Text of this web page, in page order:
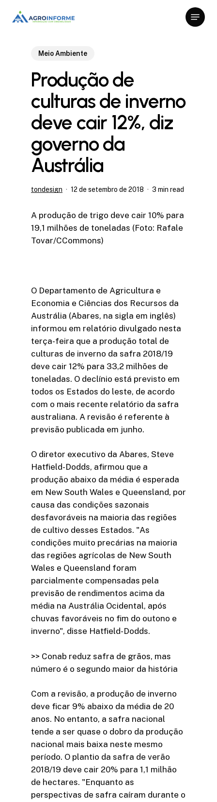
Menu
Meio Ambiente
Produção de
culturas de inverno
deve cair 12%, diz
governo da
Austrália
tondesign 12 de setembro de 2018 3 min read
A produção de trigo deve cair 10% para
19,1 milhões de toneladas (Foto: Rafale
Tovar/CCommons)
O Departamento de Agricultura e
Economia e Ciências dos Recursos da
Austrália (Abares, na sigla em inglês)
informou em relatório divulgado nesta
terça-feira que a produção total de
culturas de inverno da safra 2018/19
deve cair 12% para 33,2 milhões de
toneladas. O declínio está previsto em
todos os Estados do leste, de acordo
com o mais recente relatório da safra
australiana. A revisão é referente à
previsão publicada em junho.
O diretor executivo da Abares, Steve
Hatfield-Dodds, afirmou que a
produção abaixo da média é esperada
em New South Wales e Queensland, por
causa das condições sazonais
desfavoráveis na maioria das regiões
de cultivo desses Estados. "As
condições muito precárias na maioria
das regiões agrícolas de New South
Wales e Queensland foram
parcialmente compensadas pela
previsão de rendimentos acima da
média na Austrália Ocidental, após
chuvas favoráveis no fim do outono e
inverno", disse Hatfield-Dodds.
>> Conab reduz safra de grãos, mas
número é o segundo maior da história
Com a revisão, a produção de inverno
deve ficar 9% abaixo da média de 20
anos. No entanto, a safra nacional
tende a ser quase o dobro da produção
nacional mais baixa neste mesmo
período. O plantio da safra de verão
2018/19 deve cair 20% para 1,1 milhão
de hectares. "Enquanto as
perspectivas de safra caíram durante o